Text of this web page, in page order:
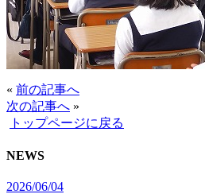
« 前の記事へ
次の記事へ »
トップページに戻る
NEWS
2026/06/04